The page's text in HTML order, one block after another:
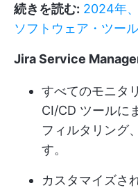
続きを読む: 2024年
ソフトウェア・ツー
Jira Service
すべてのモニタ
CI/CD ツールに
フィルタリング
す。
カスタマイズさ